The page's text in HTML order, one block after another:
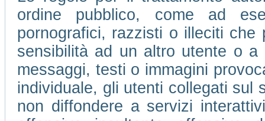
ordine pubblico, come ad
pornografici, razzisti o illeciti che
sensibilità ad un altro utente o a
messaggi, testi o immagini
individuale, gli utenti collegati sul
non diffondere a servizi